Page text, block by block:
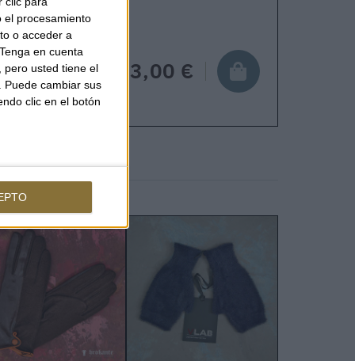
el procesamiento
o acceder a
Tenga en cuenta
pero usted tiene el
Puede cambiar sus
clic en el botón
63,00 €